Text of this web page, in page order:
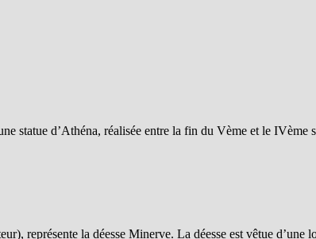
statue d’Athéna, réalisée entre la fin du Vème et le
représente la déesse Minerve. La déesse est vêtue